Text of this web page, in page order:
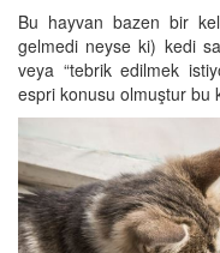
Bu hayvan bazen bir
gelmedi neyse ki) kedi
veya “tebrik edilmek
espri konusu olmuştur bu